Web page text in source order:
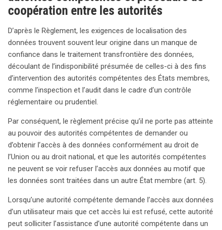
coopération entre les autorités
D’après le Règlement, les exigences de localisation des
données trouvent souvent leur origine dans un manque de
confiance dans le traitement transfrontière des données,
découlant de l’indisponibilité présumée de celles-ci à des fins
d’intervention des autorités compétentes des États membres,
comme l’inspection et l’audit dans le cadre d’un contrôle
réglementaire ou prudentiel.
Par conséquent, le règlement précise qu’il ne porte pas atteinte
au pouvoir des autorités compétentes de demander ou
d’obtenir l’accès à des données conformément au droit de
l’Union ou au droit national, et que les autorités compétentes
ne peuvent se voir refuser l’accès aux données au motif que
les données sont traitées dans un autre État membre (art. 5).
Lorsqu’une autorité compétente demande l’accès aux données
d’un utilisateur mais que cet accès lui est refusé, cette autorité
peut solliciter l’assistance d’une autorité compétente dans un